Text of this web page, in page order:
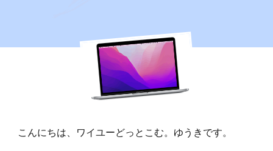
こんにちは、ワイユーどっとこむ。ゆうきです。